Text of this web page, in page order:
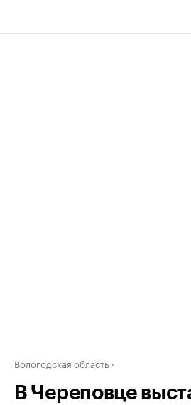
Вологодская область
В Череповце